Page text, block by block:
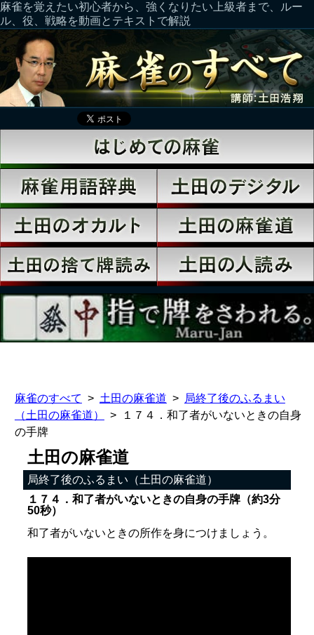
麻雀を覚えたい初心者から、強くなりたい上級者まで、ルー
ル、役、戦略を動画とテキストで解説
麻雀のすべて 土田の麻雀道
局終了後のふるまい
（土田の麻雀道）
１７４．和了者がいないときの自身
の手牌
土田の麻雀道
局終了後のふるまい（土田の麻雀道）
１７４．和了者がいないときの自身の手牌（約3分
50秒）
和了者がいないときの所作を身につけましょう。